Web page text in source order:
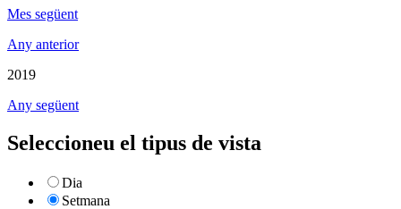
Mes següent
Any anterior
2019
Any següent
Seleccioneu el tipus de vista
Dia
Setmana